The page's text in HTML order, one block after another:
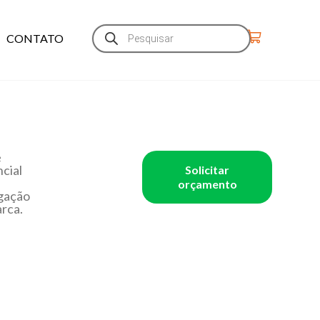
CONTATO
Solicitar
orçamento